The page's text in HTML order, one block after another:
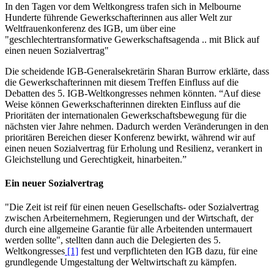
In den Tagen vor dem Weltkongress trafen sich in Melbourne
Hunderte führende Gewerkschafterinnen aus aller Welt zur
Weltfrauenkonferenz des IGB, um über eine
"geschlechtertransformative Gewerkschaftsagenda .. mit Blick auf
einen neuen Sozialvertrag"
Die scheidende IGB-Generalsekretärin Sharan Burrow erklärte, dass
die Gewerkschafterinnen mit diesem Treffen Einfluss auf die
Debatten des 5. IGB-Weltkongresses nehmen könnten. “Auf diese
Weise können Gewerkschafterinnen direkten Einfluss auf die
Prioritäten der internationalen Gewerkschaftsbewegung für die
nächsten vier Jahre nehmen. Dadurch werden Veränderungen in den
prioritären Bereichen dieser Konferenz bewirkt, während wir auf
einen neuen Sozialvertrag für Erholung und Resilienz, verankert in
Gleichstellung und Gerechtigkeit, hinarbeiten.”
Ein neuer Sozialvertrag
"Die Zeit ist reif für einen neuen Gesellschafts- oder Sozialvertrag
zwischen Arbeiternehmern, Regierungen und der Wirtschaft, der
durch eine allgemeine Garantie für alle Arbeitenden untermauert
werden sollte", stellten dann auch die Delegierten des 5.
Weltkongresses [1] fest und verpflichteten den IGB dazu, für eine
grundlegende Umgestaltung der Weltwirtschaft zu kämpfen.